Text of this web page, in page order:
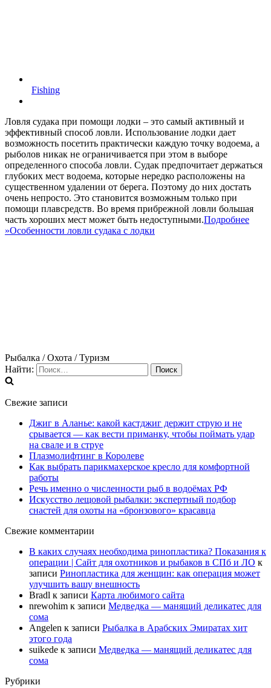
Fishing
Ловля судака при помощи лодки – это самый активный и
эффективный способ ловли. Использование лодки дает
возможность посетить практически каждую точку водоема, а
рыболов никак не ограничивается при этом в выборе
определенного способа ловли. Судак предпочитает держаться
глубоких мест водоема, которые нередко расположены на
существенном удалении от берега. Поэтому до них достать
очень непросто. Это становится возможным только при
помощи плавсредств. Во время прибрежной ловли большая
часть хороших мест может быть недоступными.Подробнее
»Особенности ловли судака с лодки
Рыбалка / Охота / Туризм
Найти:
Свежие записи
Джиг в Аланье: какой кастджиг держит струю и не
срывается — как вести приманку, чтобы поймать удар
на свале и в струе
Плазмолифтинг в Королеве
Как выбрать парикмахерское кресло для комфортной
работы
Речь именно о численности рыб в водоёмах РФ
Искусство лещовой рыбалки: экспертный подбор
снастей для охоты на «бронзового» красавца
Свежие комментарии
В каких случаях необходима ринопластика? Показания к
операции | Сайт для охотников и рыбаков в СПб и ЛО к
записи Ринопластика для женщин: как операция может
улучшить вашу внешность
Bradl к записи Карта любимого сайта
nrewohim к записи Медведка — манящий деликатес для
сома
Angelen к записи Рыбалка в Арабских Эмиратах хит
этого года
suikede к записи Медведка — манящий деликатес для
сома
Рубрики